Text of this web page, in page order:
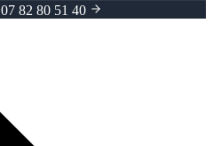
82 80 51 40